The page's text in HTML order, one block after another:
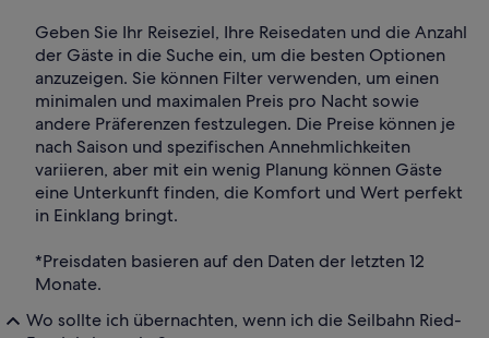
Geben Sie Ihr Reiseziel, Ihre Reisedaten und die Anzahl
der Gäste in die Suche ein, um die besten Optionen
anzuzeigen. Sie können Filter verwenden, um einen
minimalen und maximalen Preis pro Nacht sowie
andere Präferenzen festzulegen. Die Preise können je
nach Saison und spezifischen Annehmlichkeiten
variieren, aber mit ein wenig Planung können Gäste
eine Unterkunft finden, die Komfort und Wert perfekt
in Einklang bringt.
*Preisdaten basieren auf den Daten der letzten 12
Monate.
Wo sollte ich übernachten, wenn ich die Seilbahn Ried-